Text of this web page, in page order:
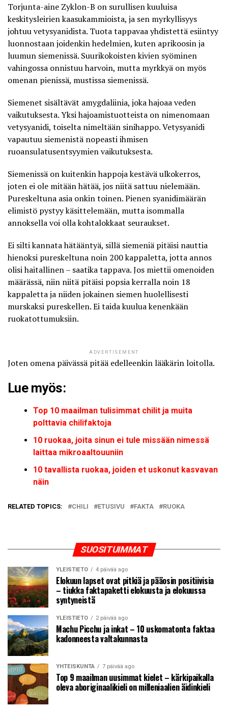
Torjunta-aine Zyklon-B on surullisen kuuluisa
keskitysleirien kaasukammioista, ja sen myrkyllisyys
johtuu vetysyanidista. Tuota tappavaa yhdistettä esiintyy
luonnostaan joidenkin hedelmien, kuten aprikoosin ja
luumun siemenissä. Suurikokoisten kivien syöminen
vahingossa onnistuu harvoin, mutta myrkkyä on myös
omenan pienissä, mustissa siemenissä.
Siemenet sisältävät amygdaliinia, joka hajoaa veden
vaikutuksesta. Yksi hajoamistuotteista on nimenomaan
vetysyanidi, toiselta nimeltään sinihappo. Vetysyanidi
vapautuu siemenistä nopeasti ihmisen
ruoansulatusentsyymien vaikutuksesta.
Siemenissä on kuitenkin happoja kestävä ulkokerros,
joten ei ole mitään hätää, jos niitä sattuu nielemään.
Pureskeltuna asia onkin toinen. Pienen syanidimäärän
elimistö pystyy käsittelemään, mutta isommalla
annoksella voi olla kohtalokkaat seuraukset.
Ei silti kannata hätääntyä, sillä siemeniä pitäisi nauttia
hienoksi pureskeltuna noin 200 kappaletta, jotta annos
olisi haitallinen – saatika tappava. Jos miettii omenoiden
määrässä, niin niitä pitäisi popsia kerralla noin 18
kappaletta ja niiden jokainen siemen huolellisesti
murskaksi pureskellen. Ei taida kuulua kenenkään
ruokatottumuksiin.
ADVERTISEMENT
Joten omena päivässä pitää edelleenkin lääkärin loitolla.
Lue myös:
Top 10 maailman tulisimmat chilit ja muita
polttavia chilifaktoja
10 ruokaa, joita sinun ei tule missään nimessä
laittaa mikroaaltouuniin
10 tavallista ruokaa, joiden et uskonut kasvavan
näin
RELATED TOPICS: CHILI ETUSIVU FAKTA RUOKA
SUOSITUIMMAT
YLEISTIETO 4 päivää ago
Elokuun lapset ovat pitkiä ja pääosin positiivisia
– tiukka faktapaketti elokuusta ja elokuussa
syntyneistä
YLEISTIETO 2 päivää ago
Machu Picchu ja inkat – 10 uskomatonta faktaa
kadonneesta valtakunnasta
YHTEISKUNTA 7 päivää ago
Top 9 maailman uusimmat kielet – kärkipaikalla
oleva aboriginaalikieli on milleniaalien äidinkieli